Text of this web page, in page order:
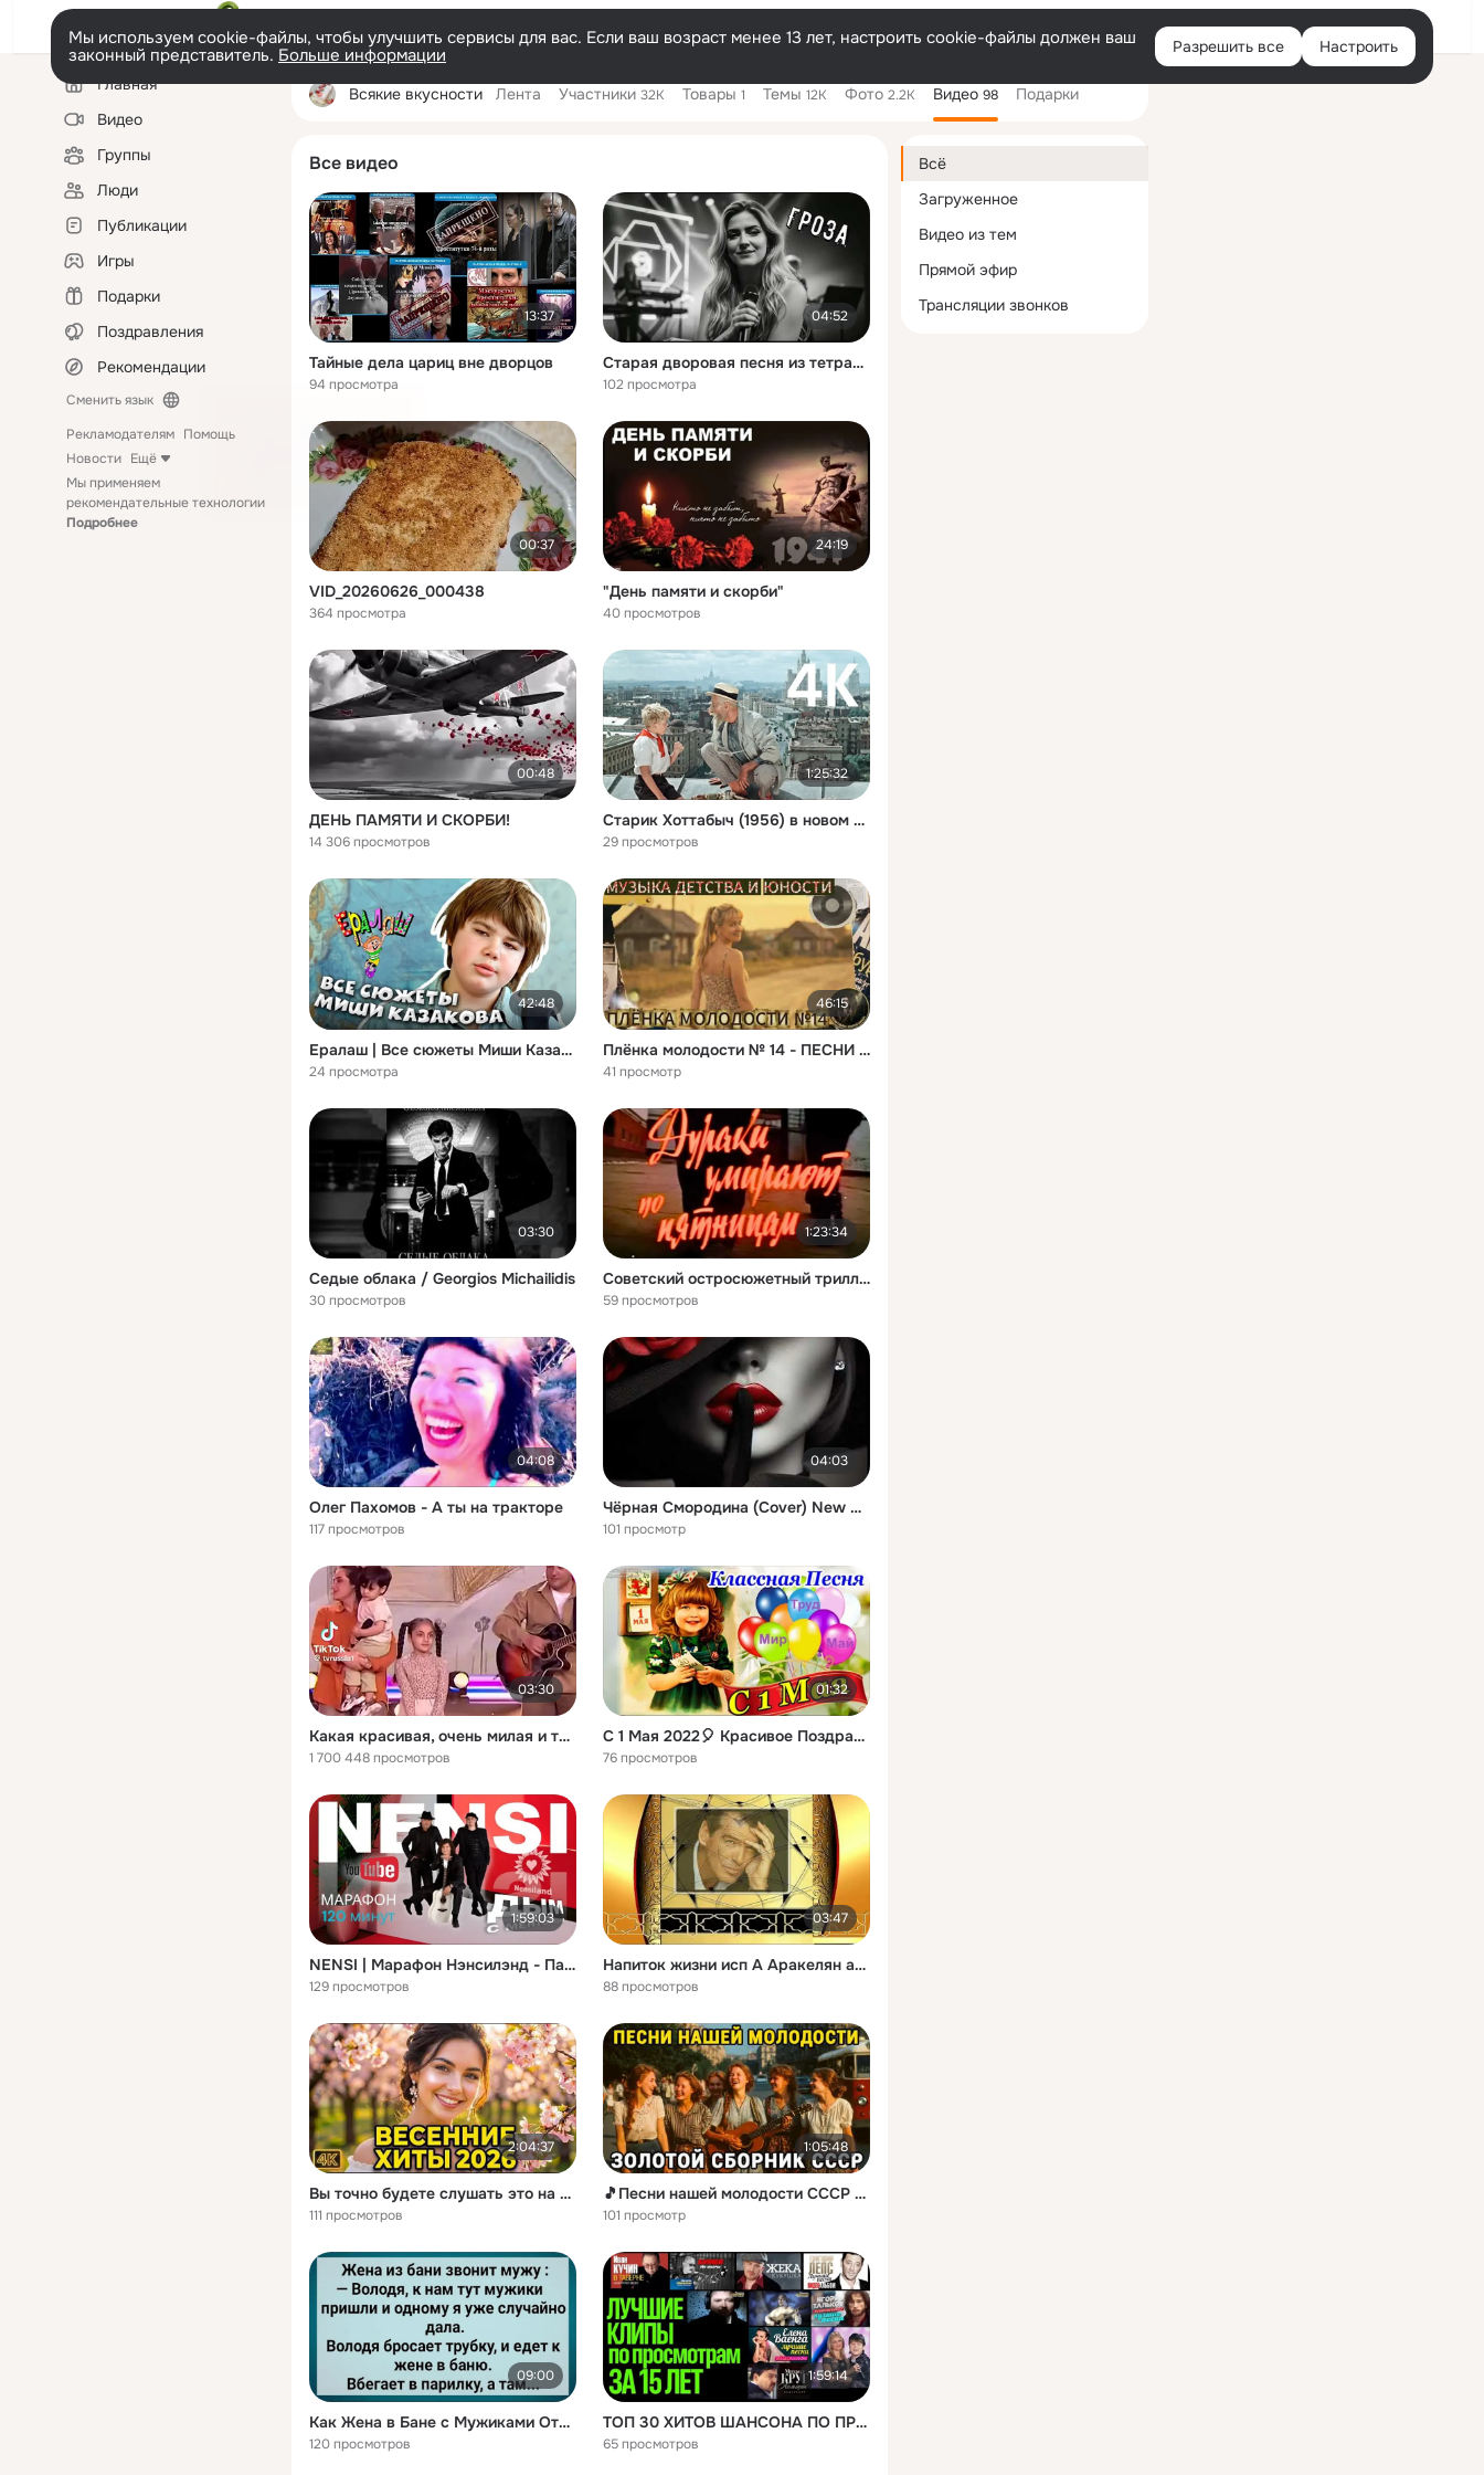
Войти
Мы используем cookie-файлы, чтобы улучшить сервисы для вас. Если ваш возраст менее 13 лет, настроить cookie-файлы должен ваш
законный представитель. Больше информации Разрешить все Настроить
Левая
колонкаГлавная
Видео
Группы
Люди
Публикации
Игры
Подарки
Поздравления
Рекомендации
Сменить язык
Рекламодателям Помощь
Новости Ещё
Мы применяем
рекомендательные технологии
Подробнее
Всякие вкусности Лента Участники 32K Товары 1 Темы 12K Фото 2.2K Видео 98 Подарки
Все видео
13:37
Тайные дела цариц вне дворцов
94 просмотра
04:52
Старая дворовая песня из тетрадки - песенника школьницы в СССР "Гроза"
102 просмотра
00:37
VID_20260626_000438
364 просмотра
24:19
"День памяти и скорби"
40 просмотров
00:48
ДЕНЬ ПАМЯТИ И СКОРБИ!
14 306 просмотров
1:25:32
Старик Хоттабыч (1956) в новом качестве | Ремастер 4K
29 просмотров
42:48
Ералаш | Все сюжеты Миши Казакова (Сборник)
24 просмотра
46:15
Плёнка молодости № 14 - ПЕСНИ НАШЕЙ МОЛОДОСТИ — Хиты 70х, 80х и 90х | Самые Теплые, Родные и Мелодии
41 просмотр
03:30
Седые облака / Georgios Michailidis
30 просмотров
1:23:34
Советский остросюжетный триллер, криминальный боевик, 1990
59 просмотров
04:08
Олег Пахомов - А ты на тракторе
117 просмотров
04:03
Чёрная Смородина (Cover) New Remix Project 2026
101 просмотр
03:30
Какая красивая, очень милая и талантливая семья!🤔 Я засмотрелась и заслушалась! Сплошной восторг! Храни вас Бог! 🤗🥰🥰🥰
1 700 448 просмотров
01:32
С 1 Мая 2022🎈 Красивое Поздравление с 1 Мая! Музыкальная Открытка с Первомаем! С Праздником 1 Мая!
76 просмотров
1:59:03
NENSI | Марафон Нэнсилэнд - Парад на 120 минут ( Official Grand Video )
129 просмотров
03:47
Напиток жизни исп А Аракелян авт монт Л Хрустова
88 просмотров
2:04:37
Вы точно будете слушать это на повторе — новый весенний шансон 2026, зарядись позитивом на весь день
111 просмотров
1:05:48
🎵Песни нашей молодости СССР 90-80 (Дворовые, под гитару) ЗОЛОТАЯ КОЛЛЕКЦИЯ СССР💔 ЛЮБИМЫЙ СССР
101 просмотр
09:00
Как Жена в Бане с Мужиками Отдыхала! Сборник Свежих Анекдотов! Юмор!
120 просмотров
1:59:14
ТОП 30 ХИТОВ ШАНСОНА ПО ПРОСМОТРАМ С 2011 ГОДА! @ЗолотоШансона КЛИПЫ 90х и 00х В HD КАЧЕСТВЕ!
65 просмотров
Дополнительная
колонка
Всё
Загруженное
Видео из тем
Прямой эфир
Трансляции звонков